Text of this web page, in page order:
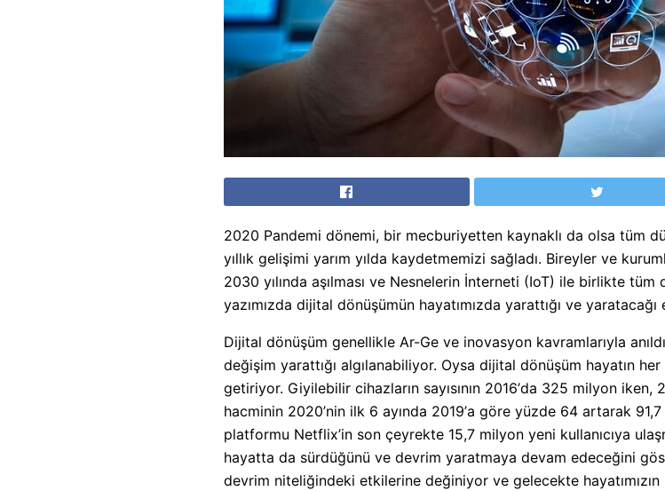
2020 Pandemi dönemi, bir mecburiyetten kaynaklı da olsa tüm
yıllık gelişimi yarım yılda kaydetmemizi sağladı. Bireyler ve
2030 yılında aşılması ve Nesnelerin İnterneti (IoT) ile birlikte
yazımızda dijital dönüşümün hayatımızda yarattığı ve
Dijital dönüşüm genellikle Ar-Ge ve inovasyon kavramlarıyla
değişim yarattığı algılanabiliyor. Oysa dijital dönüşüm hayatın
getiriyor. Giyilebilir cihazların sayısının 2016’da 325 milyon iken,
hacminin 2020’nin ilk 6 ayında 2019’a göre yüzde 64 artarak
platformu Netflix’in son çeyrekte 15,7 milyon yeni kullanıcıya
hayatta da sürdüğünü ve devrim yaratmaya devam edeceğini
devrim niteliğindeki etkilerine değiniyor ve gelecekte